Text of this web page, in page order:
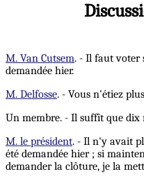
M. Van Cutsem. - Il faut voter
demandée hier.
M. Delfosse. - Vous n'étiez
Un membre. - Il suffît que dix
M. le président. - Il n'y avait
été demandée hier ; si
demander la clôture, je la